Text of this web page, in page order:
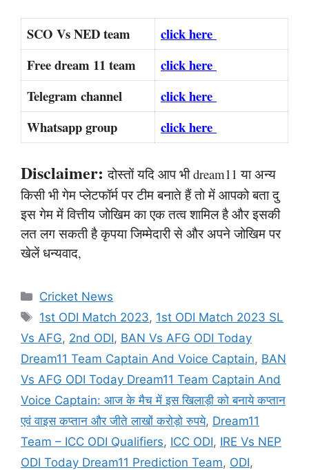
SCO Vs NED team
click here
Free dream 11 team
click here
Telegram channel
click here
Whatsapp group
click here
Disclaimer: दोस्तों यदि आप भी dream11 या अन्य
किसी भी गेम प्लेटफॉर्म पर टीम बनाते हैं तो में आपको बता दु
इस गेम में वित्तीय जोखिम का एक तत्व शामिल है और इसकी
लत लग सकती है कृपया जिम्मेदारी से और अपने जोखिम पर
खेलें धन्यवाद,
Categories
Cricket News
Tags
1st ODI Match 2023, 1st ODI Match 2023 SL
Vs AFG, 2nd ODI, BAN Vs AFG ODI Today
Dream11 Team Captain And Voice Captain, BAN
Vs AFG ODI Today Dream11 Team Captain And
Voice Captain: आज के मैच में इस खिलाड़ी को बनाये कप्तान
एवं वाइस कप्तान और जीते लाखों करोड़ो रुपये, Dream11
Team – ICC ODI Qualifiers, ICC ODI, IRE Vs NEP
ODI Today Dream11 Prediction Team, ODI,